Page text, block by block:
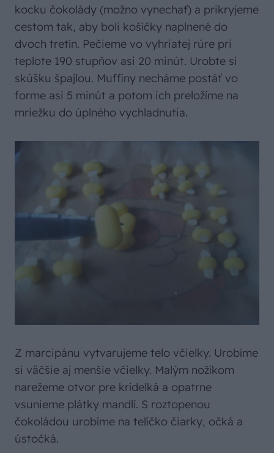
kocku čokolády (možno vynechať) a prikryjeme
cestom tak, aby boli košíčky naplnené do
dvoch tretín. Pečieme vo vyhriatej rúre pri
teplote 190 stupňov asi 20 minút. Urobte si
skúšku špajlou. Muffiny necháme postáť vo
forme asi 5 minút a potom ich preložíme na
mriežku do úplného vychladnutia.
Z marcipánu vytvarujeme telo včielky. Urobíme
si väčšie aj menšie včielky. Malým nožíkom
narežeme otvor pre krídelká a opatrne
vsunieme plátky mandlí. S roztopenou
čokoládou urobíme na telíčko čiarky, očká a
ústočká.